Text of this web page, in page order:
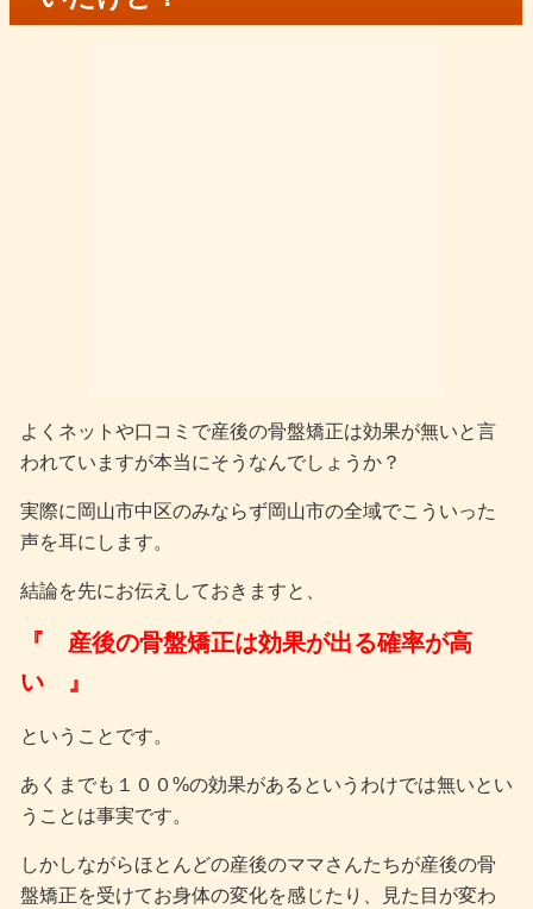
よくネットや口コミで産後の骨盤矯正は効果が無いと言
われていますが本当にそうなんでしょうか？
実際に岡山市中区のみならず岡山市の全域でこういった
声を耳にします。
結論を先にお伝えしておきますと、
『 産後の骨盤矯正は効果が出る確率が高
い 』
ということです。
あくまでも１００%の効果があるというわけでは無いとい
うことは事実です。
しかしながらほとんどの産後のママさんたちが産後の骨
盤矯正を受けてお身体の変化を感じたり、見た目が変わ